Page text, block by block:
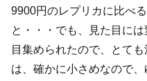
9900円のレプリカに比べ
と・・・でも、見た目に
目集められたので、とて
は、確かに小さめなので